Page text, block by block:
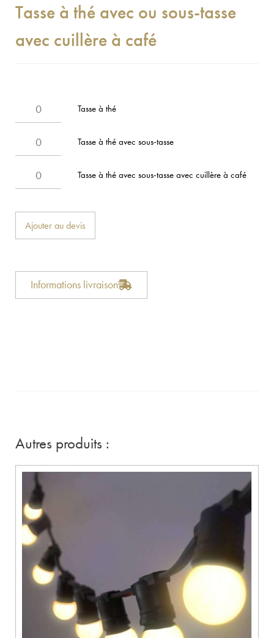
Tasse à thé avec ou sous-tasse
avec cuillère à café
Tasse à thé
Tasse à thé avec sous-tasse
Tasse à thé avec sous-tasse avec cuillère à café
Ajouter au devis
Informations livraison
Autres produits :